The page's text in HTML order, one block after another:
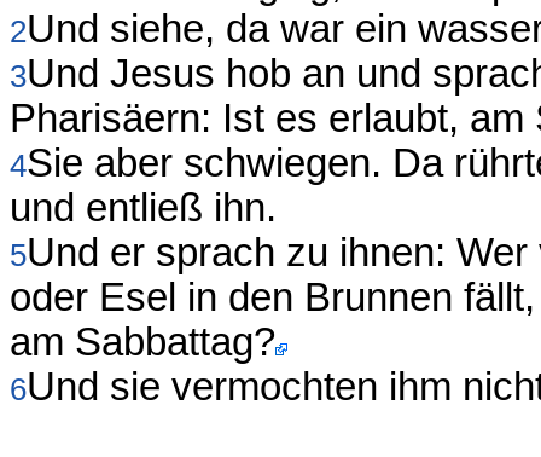
2Und siehe, da war ein
3Und Jesus hob an und
Pharisäern: Ist es erlaubt,
4Sie aber schwiegen. Da
und entließ ihn.
5Und er sprach zu ihnen:
oder Esel in den Brunnen
am Sabbattag?
6Und sie vermochten ihm